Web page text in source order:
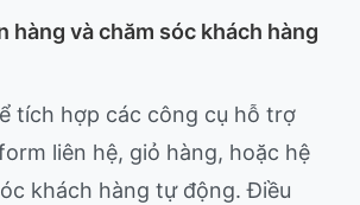
hàng và chăm sóc khách hàng
tích hợp các công cụ hỗ trợ
liên hệ, giỏ hàng, hoặc hệ
khách hàng tự động. Điều